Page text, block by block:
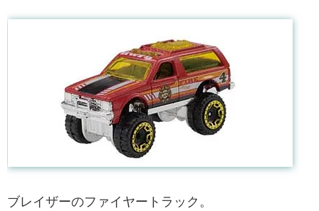
ブレイザーのファイヤートラック。